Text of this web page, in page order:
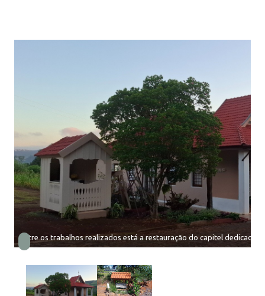
Entre os trabalhos realizados está a restauração do capitel dedicado